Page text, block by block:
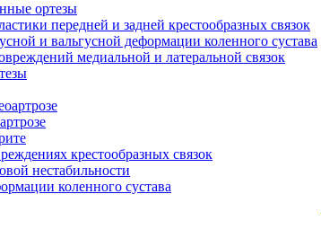
ортезы
передней и задней крестообразных связок
и вальгусной деформации коленного сустава
медиальной и латеральной связок
крестообразных связок
нестабильности
коленного сустава